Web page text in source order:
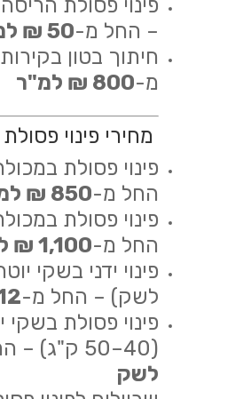
פינוי פסולת
– החל מ-50 ₪ למ"ק
חיתוך בטון
מ-800 ₪ למ"ר
מחירי פינוי פסולת
החל מ-850 ₪ למכולה
החל מ-1,100 ₪ למכולה
לשק) – החל מ-12 ₪
פינוי פסולת בשקי
(40–50 ק"ג) – החל מ-
לשק